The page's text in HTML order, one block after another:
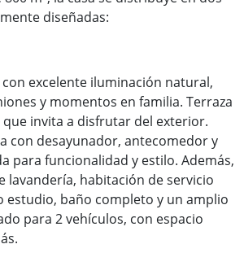
diseñadas:
excelente iluminación natural,
y momentos en familia. Terraza
invita a disfrutar del exterior.
con desayunador, antecomedor y
para funcionalidad y estilo. Además,
lavandería, habitación de servicio
estudio, baño completo y un amplio
para 2 vehículos, con espacio